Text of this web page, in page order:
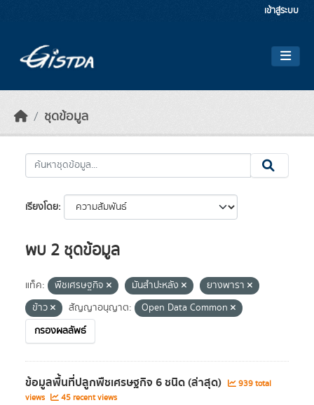
เข้าสู่ระบบ
ชุดข้อมูล
เรียงโดย
พบ 2 ชุดข้อมูล
แท็ค: พืชเศรษฐกิจ มันสำปะหลัง
ยางพารา
ข้าว
สัญญาอนุญาต:
Open Data Common
กรองผลลัพธ์
ข้อมูลพื้นที่ปลูกพืชเศรษฐกิจ 6 ชนิด (ล่าสุด)
939 total
views
45 recent views